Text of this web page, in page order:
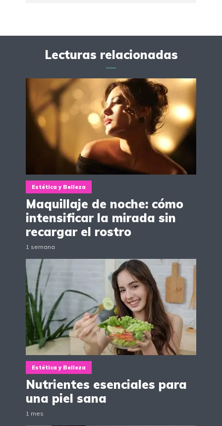
Lecturas relacionadas
Estética y Belleza
Maquillaje de noche: cómo
intensificar la mirada sin
recargar el rostro
1 semana
Estética y Belleza
Nutrientes esenciales para
una piel sana
1 mes